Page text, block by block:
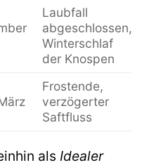
Laubfall
abgeschlossen,
Winterschlaf
der Knospen
Frostende,
verzögerter
Saftfluss
als Idealer